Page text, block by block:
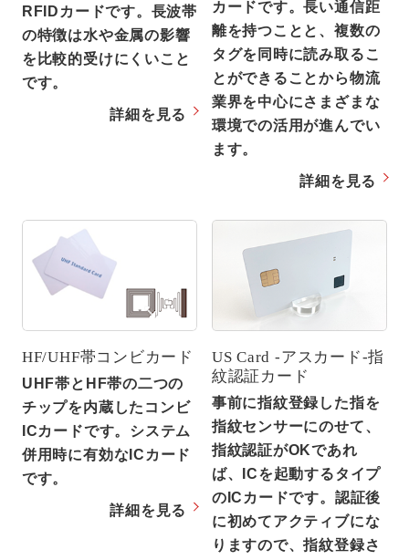
RFIDカードです。長波帯
の特徴は水や金属の影響
を比較的受けにくいこと
です。
詳細を見る
カードです。長い通信距
離を持つことと、複数の
タグを同時に読み取るこ
とができることから物流
業界を中心にさまざまな
環境での活用が進んでい
ます。
詳細を見る
HF/UHF帯コンビカード
UHF帯とHF帯の二つの
チップを内蔵したコンビ
ICカードです。システム
併用時に有効なICカード
です。
詳細を見る
US Card -アスカード-指
紋認証カード
事前に指紋登録した指を
指紋センサーにのせて、
指紋認証がOKであれ
ば、ICを起動するタイプ
のICカードです。認証後
に初めてアクティブにな
りますので、指紋登録さ